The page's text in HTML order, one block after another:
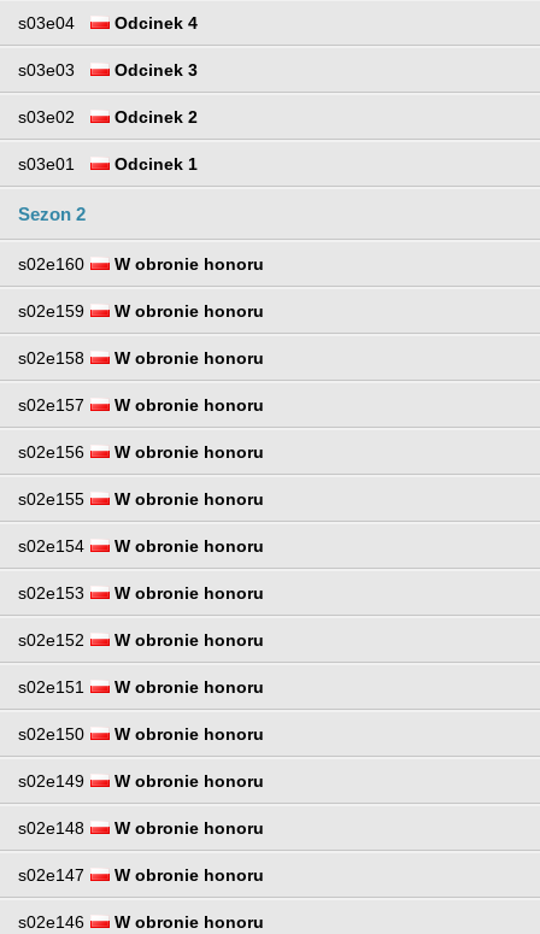
s03e04 Odcinek 4
s03e03 Odcinek 3
s03e02 Odcinek 2
s03e01 Odcinek 1
Sezon 2
s02e160 W obronie honoru
s02e159 W obronie honoru
s02e158 W obronie honoru
s02e157 W obronie honoru
s02e156 W obronie honoru
s02e155 W obronie honoru
s02e154 W obronie honoru
s02e153 W obronie honoru
s02e152 W obronie honoru
s02e151 W obronie honoru
s02e150 W obronie honoru
s02e149 W obronie honoru
s02e148 W obronie honoru
s02e147 W obronie honoru
s02e146 W obronie honoru